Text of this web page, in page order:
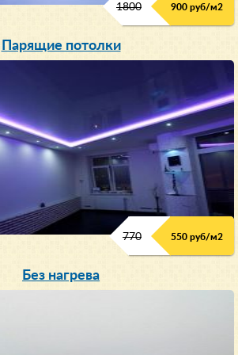
1800 900 руб/м2
Парящие потолки
770 550 руб/м2
Без нагрева